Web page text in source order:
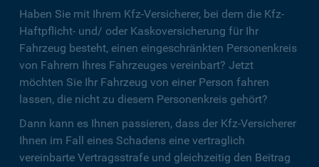
Haben Sie mit Ihrem Kfz-Versicherer, bei dem die Kfz-
Haftpflicht- und/ oder Kaskoversicherung für Ihr
Fahrzeug besteht, einen eingeschränkten Personenkreis
von Fahrern Ihres Fahrzeuges vereinbart? Jetzt
möchten Sie Ihr Fahrzeug von einer Person fahren
lassen, die nicht zu diesem Personenkreis gehört?
Dann kann es Ihnen passieren, dass der Kfz-Versicherer
Ihnen im Fall eines Schadens eine vertraglich
vereinbarte Vertragsstrafe und gleichzeitig den Beitrag